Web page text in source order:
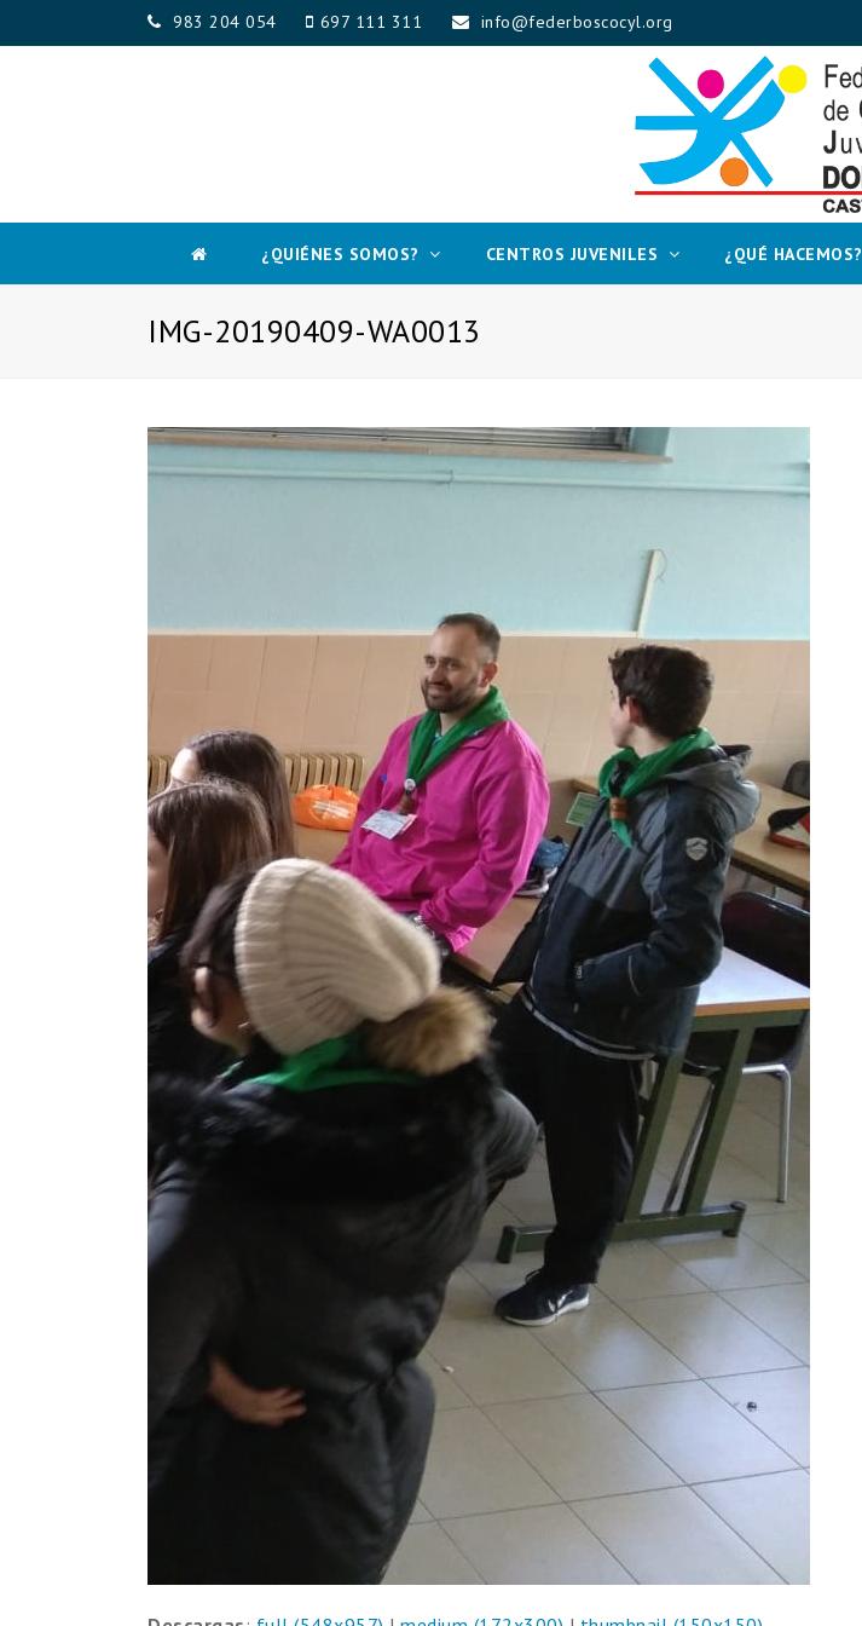
983 204 054 697 111 311 info@federboscocyl.org
¿QUIÉNES SOMOS? CENTROS JUVENILES ¿QUÉ HACEMOS?
IMG-20190409-WA0013